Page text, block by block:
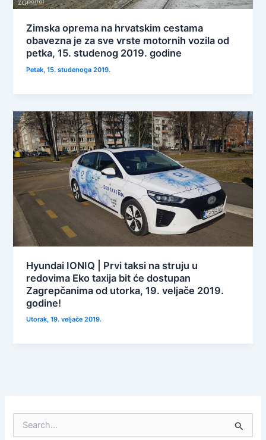
Zimska oprema na hrvatskim cestama
obavezna je za sve vrste motornih vozila od
petka, 15. studenog 2019. godine
Petak, 15. studenoga 2019.
Hyundai IONIQ | Prvi taksi na struju u
redovima Eko taxija bit će dostupan
Zagrepčanima od utorka, 19. veljače 2019.
godine!
Utorak, 19. veljače 2019.